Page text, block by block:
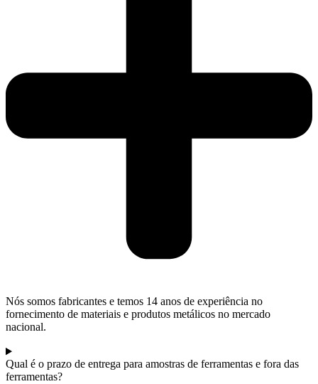
Nós somos fabricantes e temos 14 anos de experiência no
fornecimento de materiais e produtos metálicos no mercado
nacional.
Qual é o prazo de entrega para amostras de ferramentas e fora das
ferramentas?